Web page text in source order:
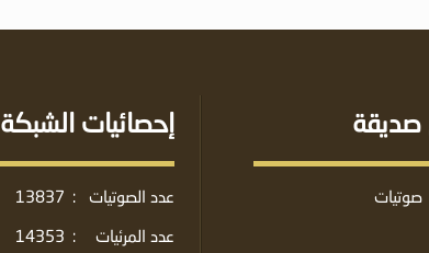
صديقة
صوتيات
إحصائيات الشبكة
عدد الصوتيات :
13837
عدد المرئيات
:
14353